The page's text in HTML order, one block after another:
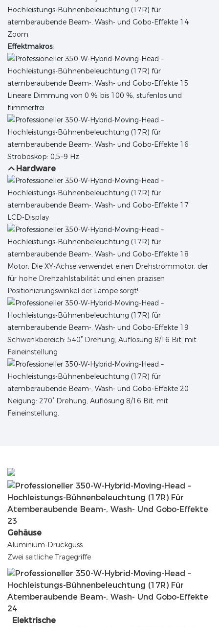
Zoom
Effektmakros:
Lineare Dimmung von 0 % bis 100 %, stufenlos und
flimmerfrei
Stroboskop: 0,5–9 Hz
Hardware
LCD-Display
Motor: Die XY-Achse verwendet einen Drehstrommotor, der
für hohe Drehzahlstabilität und einen präzisen
Positionierungswinkel der Lampe sorgt!
Schwenkbereich: 540° Drehung, Auflösung 8/16 Bit, mit
Feineinstellung
Neigung: 270° Drehung, Auflösung 8/16 Bit, mit
Feineinstellung.
Gehäuse
Aluminium-Druckguss
Zwei seitliche Tragegriffe
Elektrische